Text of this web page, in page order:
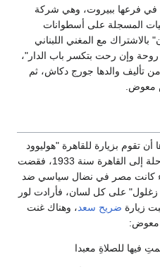
في فرعها ببيروت، وهي شركة
المسجلة على أسطوانات
بالاشتراك مع المغني اللبناني
وإن رحت بتكسر باب الدار"،
تأليف والدها جورج دكاش، ثم
معوض.
تقوم بزيارة للقاهرة "هوليوود
الشرق"، فلبى طلبها وصحبها في رحلة إلى القاهرة سنة 1933، فقضت
كانت مصر في نضال سياسي ضد
زغلول" على كل لسان، فأرادت لور
زيارة ضريح سعد، وهناك غنت
معوض:
فيها للصلاةِ معبدا